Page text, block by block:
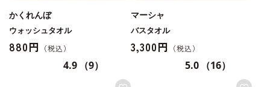
かくれんぼ
ウォッシュタオル
880円
4.9 （9）
マーシャ
バスタオル
3,300円
5.0 （16）